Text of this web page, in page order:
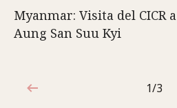
Myanmar: Visita del CICR a
Aung San Suu Kyi
1de3
1/3